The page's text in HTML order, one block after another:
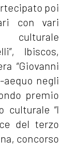
poi
con vari
culturale
Ibiscos,
“Giovanni
aequo negli
premio
culturale “I
del terzo
concorso